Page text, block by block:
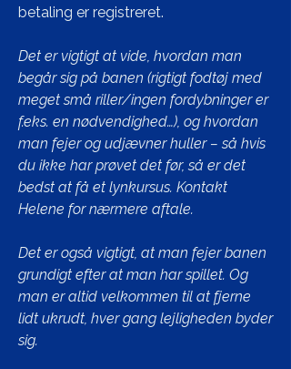
betaling er registreret.
Det er vigtigt at vide, hvordan man
begår sig på banen (rigtigt fodtøj med
meget små riller/ingen fordybninger er
f.eks. en nødvendighed…), og hvordan
man fejer og udjævner huller – så hvis
du ikke har prøvet det før, så er det
bedst at få et lynkursus. Kontakt
Helene for nærmere aftale.
Det er også vigtigt, at man fejer banen
grundigt efter at man har spillet. Og
man er altid velkommen til at fjerne
lidt ukrudt, hver gang lejligheden byder
sig.